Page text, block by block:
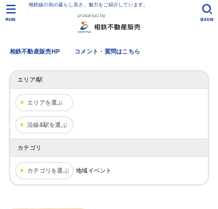
相鉄線の街の暮らし良さ、魅力をご紹介しています。
相鉄不動産販売HP コメント・質問はこちら
SEARCH
MENU
エリア/駅
エリアを選ぶ
沿線&駅を選ぶ
カテゴリ
カテゴリを選ぶ 地域イベント